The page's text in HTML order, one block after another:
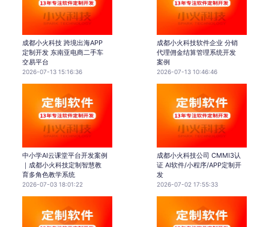
成都小火科技 跨境出海APP
定制开发 东南亚电商二手车
交易平台
2026-07-13 15:16:36
成都小火科技软件企业 分销
代理佣金结算管理系统开发
案例
2026-07-13 10:46:46
中小学AI云课堂平台开发案例
｜成都小火科技定制智慧教
育多角色教学系统
2026-07-03 18:01:22
成都小火科技公司 CMMI3认
证 AI软件/小程序/APP定制开
发
2026-07-02 17:55:33